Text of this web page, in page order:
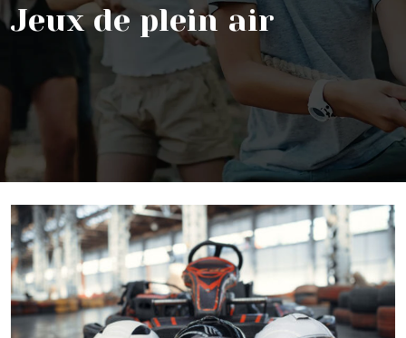
Jeux de plein air